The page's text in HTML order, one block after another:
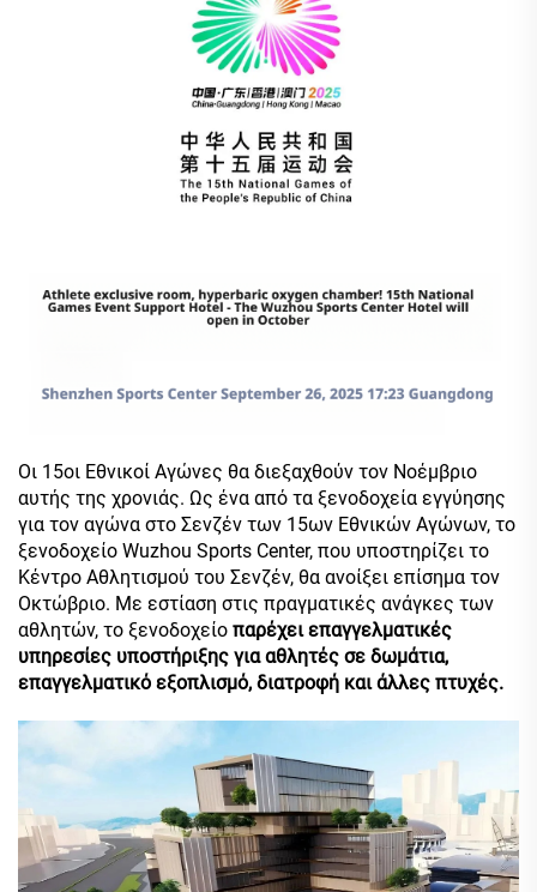
Οι 15οι Εθνικοί Αγώνες θα διεξαχθούν τον Νοέμβριο
αυτής της χρονιάς. Ως ένα από τα ξενοδοχεία εγγύησης
για τον αγώνα στο Σενζέν των 15ων Εθνικών Αγώνων, το
ξενοδοχείο Wuzhou Sports Center, που υποστηρίζει το
Κέντρο Αθλητισμού του Σενζέν, θα ανοίξει επίσημα τον
Οκτώβριο. Με εστίαση στις πραγματικές ανάγκες των
αθλητών, το ξενοδοχείο παρέχει επαγγελματικές
υπηρεσίες υποστήριξης για αθλητές σε δωμάτια,
επαγγελματικό εξοπλισμό, διατροφή και άλλες πτυχές.